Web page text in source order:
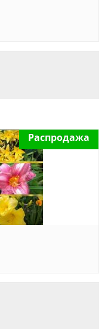
Распродажа